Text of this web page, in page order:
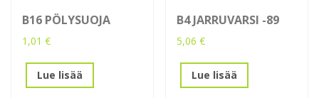
B16 PÖLYSUOJA
1,01 €
Lue lisää
B4 JARRUVARSI -89
5,06€
Lue lisää